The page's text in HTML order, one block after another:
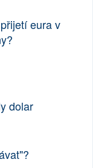
eura v
dolar